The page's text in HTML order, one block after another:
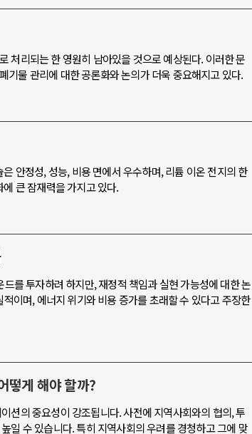
처리되는 한 영원히 남아있을 것으로 예상된다. 이러한 문
기물 관리에 대한 공론화와 논의가 더욱 중요해지고 있다.
안정성, 성능, 비용 면에서 우수하며, 리튬 이온 전지의 한
큰 잠재력을 가지고 있다.
를 투자하려 하지만, 재정적 책임과 실현 가능성에 대한 논
이며, 에너지 위기와 비용 증가를 초래할 수 있다고 주장한
떻게 해야 할까?
션의 중요성이 강조됩니다. 사전에 지역사회와의 협의, 투
일 수 있습니다. 특히 지역사회의 우려를 경청하고 그에 맞